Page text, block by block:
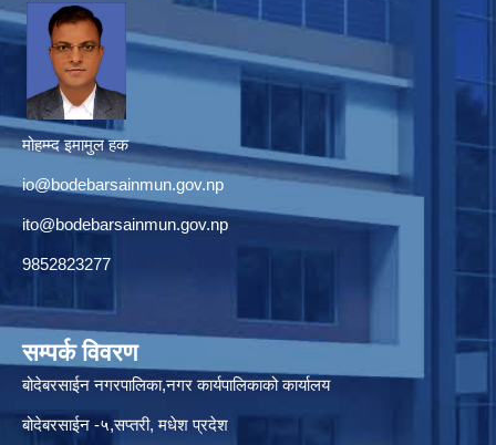
मोहम्म्द इमामुल हक
io@bodebarsainmun.gov.np
ito@bodebarsainmun.gov.np
9852823277
सम्पर्क विवरण
बोदेबरसाईन नगरपालिका,नगर कार्यपालिकाको कार्यालय
बोदेबरसाईन -५,सप्तरी, मधेश प्रदेश